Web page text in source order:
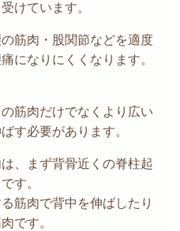
けています。
筋肉・股関節などを適度
になりにくくなります。
筋肉だけでなくより広い
す必要があります。
、まず背骨近くの脊柱起
す。
筋肉で背中を伸ばしたり
です。